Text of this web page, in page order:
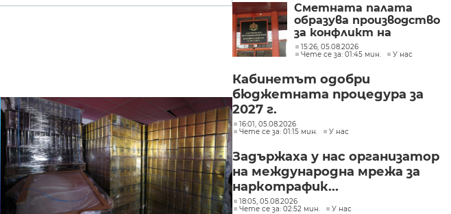
Сметната палата
образува производство
за конфликт на
интереси при Делян
Пеевски
15:26, 05.08.2026
Чете се за: 01:45 мин.
У нас
Кабинетът одобри
бюджетната процедура за
2027 г.
16:01, 05.08.2026
Чете се за: 01:15 мин.
У нас
Задържаха у нас организатор
на международна мрежа за
наркотрафик...
18:05, 05.08.2026
Чете се за: 02:52 мин.
У нас